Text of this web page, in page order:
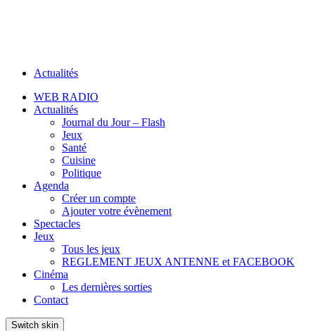
Actualités
WEB RADIO
Actualités
Journal du Jour – Flash
Jeux
Santé
Cuisine
Politique
Agenda
Créer un compte
Ajouter votre évènement
Spectacles
Jeux
Tous les jeux
REGLEMENT JEUX ANTENNE et FACEBOOK
Cinéma
Les dernières sorties
Contact
Switch skin